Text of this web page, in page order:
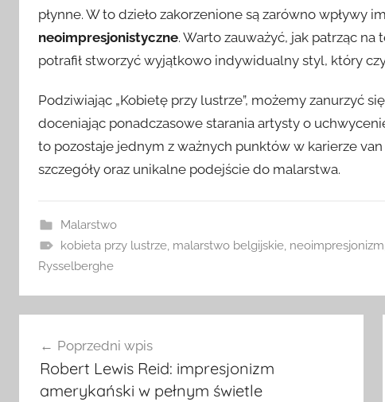
płynne. W to dzieło zakorzenione są zarówno wpływy
neoimpresjonistyczne. Warto zauważyć, jak patrząc
potrafił stworzyć wyjątkowo indywidualny styl, który
Podziwiając „Kobietę przy lustrze”, możemy zanurzyć
doceniając ponadczasowe starania artysty o
to pozostaje jednym z ważnych punktów w karierze
szczegóły oraz unikalne podejście do malarstwa.
Malarstwo
kobieta przy lustrze, malarstwo belgijskie, neoimpresjonizm
Rysselberghe
wpisuPoprzedni wpis
Robert Lewis Reid: impresjonizm
amerykański w pełnym świetle